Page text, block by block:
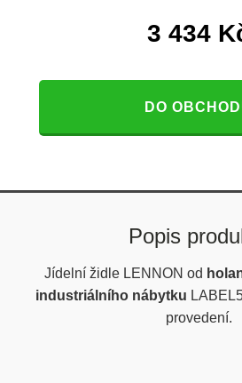
3 434
DO
Popis
Jídelní židle LENNON od
industriálního nábytku
provedení.